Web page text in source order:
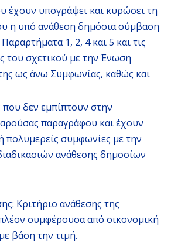
έχουν υπογράψει και κυρώσει τη
η υπό ανάθεση δημόσια σύμβαση
1, 2, 4 και 5 και τις
του σχετικού με την Ένωση
ως άνω Συμφωνίας, καθώς και
που δεν εμπίπτουν στην
παραγράφου και έχουν
πολυμερείς συμφωνίες με την
ανάθεσης δημοσίων
Κριτήριο ανάθεσης της
συμφέρουσα από οικονομική
βάση την τιμή.